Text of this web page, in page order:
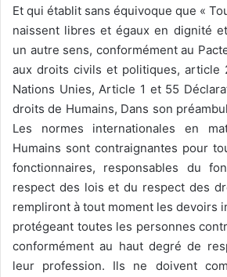
Et qui établit sans équivoque que «
naissent libres et égaux en dignité
un autre sens, conformément au
aux droits civils et politiques, article
Nations Unies, Article 1 et 55
droits de Humains, Dans son
Les normes internationales en
Humains sont contraignantes pour
fonctionnaires, responsables du
respect des lois et du respect des
rempliront à tout moment les devoirs
protégeant toutes les personnes
conformément au haut degré de
leur profession. Ils ne doivent